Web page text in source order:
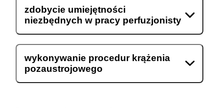
zdobycie umiejętności
niezbędnych w pracy perfuzjonisty
wykonywanie procedur krążenia
pozaustrojowego